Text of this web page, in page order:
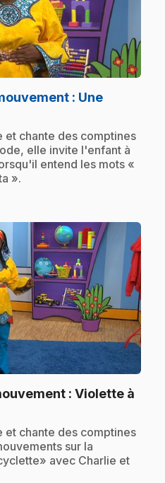
: Une
et chante des comptines
elle invite l'enfant à
entend les mots «
».
: Violette à
et chante des comptines
sur la
avec Charlie et